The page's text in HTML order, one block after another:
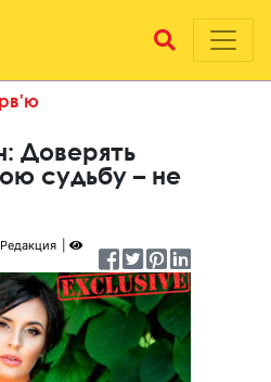
Доверять
судьбу – не
Редакция